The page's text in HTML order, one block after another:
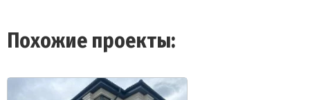
Похожие проекты: